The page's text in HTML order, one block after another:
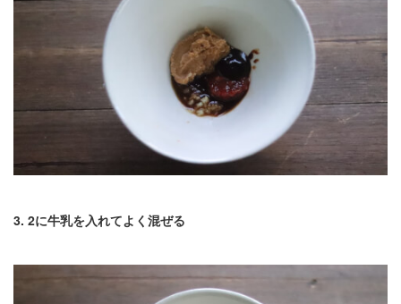
3. 2に牛乳を入れてよく混ぜる